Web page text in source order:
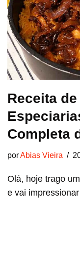
Receita
Completa
porAbias Vieira
Olá, hoje trago
e vai